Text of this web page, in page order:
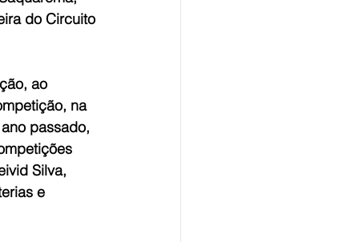
do Circuito
ao
na
passado,
Silva,
e